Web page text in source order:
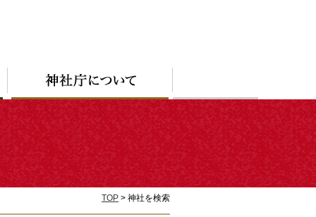
TOP > 神社を検索